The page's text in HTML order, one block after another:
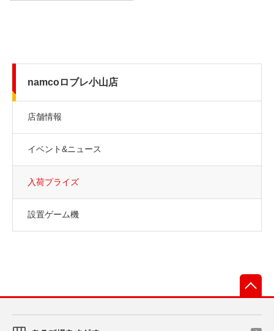
namcoロブレ小山店
店舗情報
イベント&ニュース
入荷プライズ
設置ゲーム機